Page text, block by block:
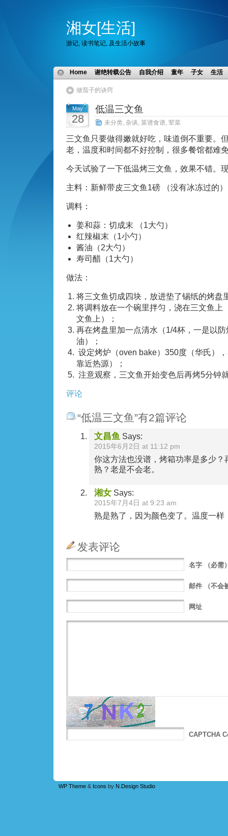
湘女[生活]
游记, 读书笔记, 及生活小故事
Home 谢绝转载公告 自我介绍 童年 子女 生活
做茄子的诀窍
May
28
低温三文鱼
未分类 杂谈 菜谱食谱 荤菜
三文鱼只要做得嫩就好吃，味道倒不重要。
老，温度和时间都不好控制，很多餐馆都难
今天试验了一下低温烤三文鱼，效果不错。
主料：新鲜带皮三文鱼1磅 （没有冰冻过的
调料：
姜和蒜：切成末 （1大勺）
红辣椒末（1小勺）
酱油（2大勺）
寿司醋（1大勺）
做法：
将三文鱼切成四块，放进垫了锡纸的烤盘
将调料放在一个碗里拌匀，浇在三文鱼上
文鱼上）；
再在烤盘里加一点清水（1/4杯，一是以
油）；
设定烤炉（oven bake）350度（华氏）
靠近热源）；
注意观察，三文鱼开始变色后再烤5分钟
评论
“低温三文鱼”有2篇评论
文昌鱼 Says:
2015年6月2日 at 11:12 pm
你这方法也没谱，烤箱功率是多少？
熟？老是不会老。
湘女 Says:
2015年7月4日 at 9:23 am
熟是熟了，因为颜色变了。温度一样
发表评论
名字 （必需
邮件 （不会
网址
CAPTCHA
WP Theme & Icons by N.Design Studio